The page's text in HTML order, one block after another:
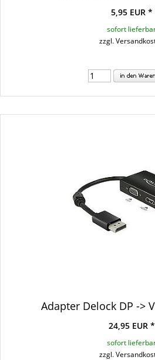
5,95 EUR *
sofort
zzgl.
Adapter Delock DP ->
24,95 EUR *
sofort
zzgl.